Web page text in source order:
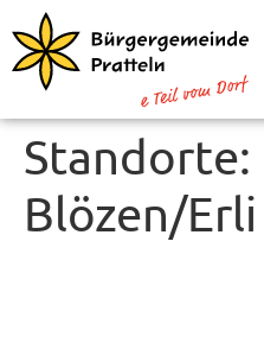
Standorte:
Blözen/Erli